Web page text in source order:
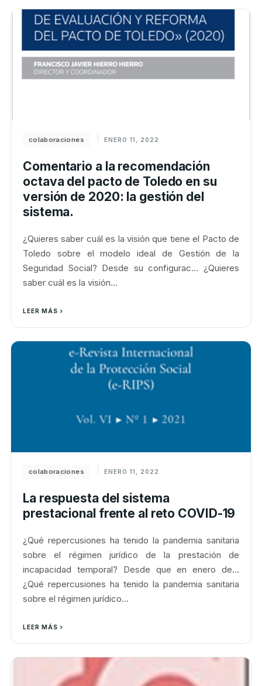
colaboraciones ENERO 11, 2022
Comentario a la recomendación
octava del pacto de Toledo en su
versión de 2020: la gestión del
sistema.
¿Quieres saber cuál es la visión que tiene el Pacto de
Toledo sobre el modelo ideal de Gestión de la
Seguridad Social? Desde su configurac... ¿Quieres
saber cuál es la visión...
LEER MÁS
colaboraciones ENERO 11, 2022
La respuesta del sistema
prestacional frente al reto COVID-19
¿Qué repercusiones ha tenido la pandemia sanitaria
sobre el régimen jurídico de la prestación de
incapacidad temporal? Desde que en enero de...
¿Qué repercusiones ha tenido la pandemia sanitaria
sobre el régimen jurídico...
LEER MÁS